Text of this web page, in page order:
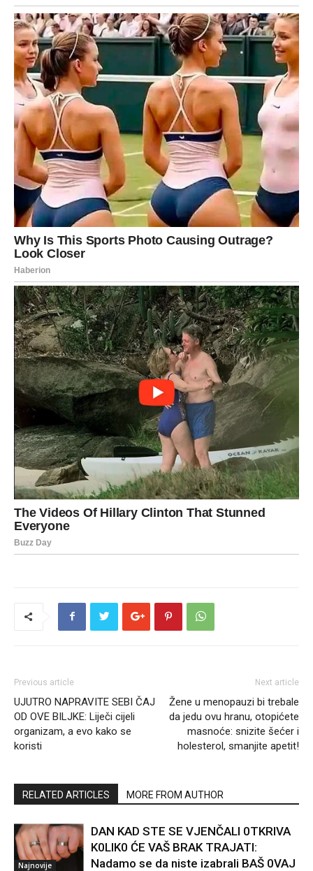
Previous article
UJUTRO NAPRAVITE SEBI ČAJ
OD OVE BILJKE: Liječi cijeli
organizam, a evo kako se
koristi
Next article
Žene u menopauzi bi trebale
da jedu ovu hranu, otopićete
masnoće: snizite šećer i
holesterol, smanjite apetit!
RELATED ARTICLES MORE FROM AUTHOR
Najnovije
DAN KAD STE SE VJENČALI 0TKRIVA
K0LIK0 ĆE VAŠ BRAK TRAJATI:
Nadamo se da niste izabrali BAŠ 0VAJ